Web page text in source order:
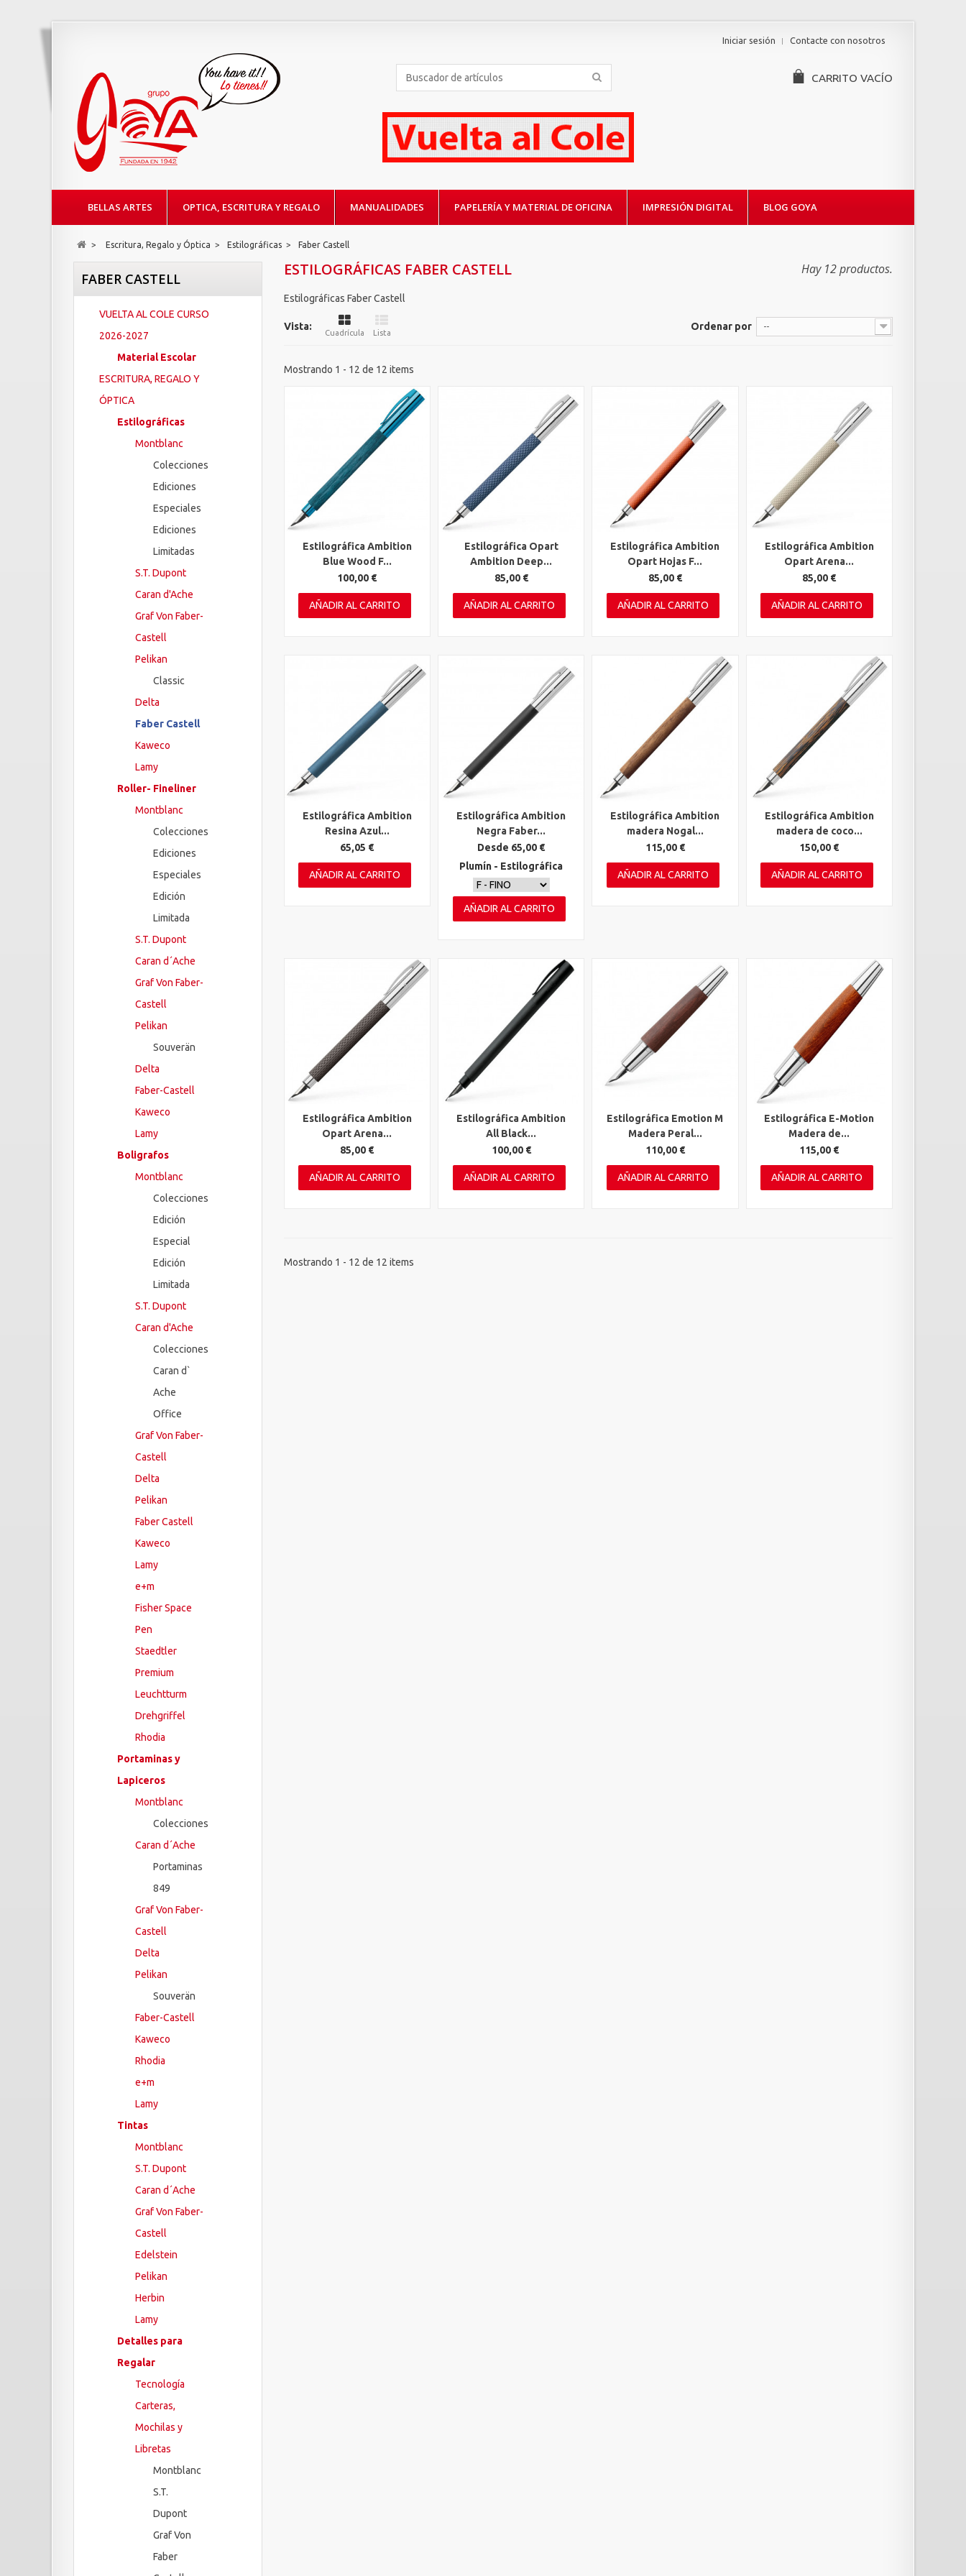
Contacte con nosotros
Iniciar sesión
CARRITO VACÍO
BELLAS ARTES OPTICA, ESCRITURA Y REGALO MANUALIDADES PAPELERÍA Y MATERIAL DE OFICINA IMPRESIÓN DIGITAL BLOG GOYA
> Escritura, Regalo y Óptica > Estilográficas > Faber Castell
FABER CASTELL
VUELTA AL COLE CURSO
2026-2027
Material Escolar
ESCRITURA, REGALO Y
ÓPTICA
Estilográficas
Montblanc
Colecciones
Ediciones
Especiales
Ediciones
Limitadas
S.T. Dupont
Caran d'Ache
Graf Von Faber-
Castell
Pelikan
Classic
Delta
Faber Castell
Kaweco
Lamy
Roller- Fineliner
Montblanc
Colecciones
Ediciones
Especiales
Edición
Limitada
S.T. Dupont
Caran d´Ache
Graf Von Faber-
Castell
Pelikan
Souverän
Delta
Faber-Castell
Kaweco
Lamy
Boligrafos
Montblanc
Colecciones
Edición
Especial
Edición
Limitada
S.T. Dupont
Caran d'Ache
Colecciones
Caran d`
Ache
Office
Graf Von Faber-
Castell
Delta
Pelikan
Faber Castell
Kaweco
Lamy
e+m
Fisher Space
Pen
Staedtler
Premium
Leuchtturm
Drehgriffel
Rhodia
Portaminas y
Lapiceros
Montblanc
Colecciones
Caran d´Ache
Portaminas
849
Graf Von Faber-
Castell
Delta
Pelikan
Souverän
Faber-Castell
Kaweco
Rhodia
e+m
Lamy
Tintas
Montblanc
S.T. Dupont
Caran d´Ache
Graf Von Faber-
Castell
Edelstein
Pelikan
Herbin
Lamy
Detalles para
Regalar
Tecnología
Carteras,
Mochilas y
Libretas
Montblanc
S.T.
Dupont
Graf Von
Faber
ESTILOGRÁFICAS FABER CASTELL Hay 12 productos.
Estilográficas Faber Castell
Vista:
Cuadrícula Lista
Ordenar por --
Mostrando 1 - 12 de 12 items
Vista rápida
Estilográfica Ambition
Blue Wood F...
100,00 €
AÑADIR AL CARRITO
Vista rápida
Estilográfica Opart
Ambition Deep...
85,00 €
AÑADIR AL CARRITO
Vista rápida
Estilográfica Ambition
Opart Hojas F...
85,00 €
AÑADIR AL CARRITO
Vista rápida
Estilográfica Ambition
Opart Arena...
85,00 €
AÑADIR AL CARRITO
Vista rápida
Estilográfica Ambition
Resina Azul...
65,05 €
AÑADIR AL CARRITO
Vista rápida
Estilográfica Ambition
Negra Faber...
Desde 65,00 €
Plumín - Estilográfica
AÑADIR AL CARRITO
Vista rápida
Estilográfica Ambition
madera Nogal...
115,00 €
AÑADIR AL CARRITO
Vista rápida
Estilográfica Ambition
madera de coco...
150,00 €
AÑADIR AL CARRITO
Vista rápida
Estilográfica Ambition
Opart Arena...
85,00 €
AÑADIR AL CARRITO
Vista rápida
Estilográfica Ambition
All Black...
100,00 €
AÑADIR AL CARRITO
Vista rápida
Estilográfica Emotion M
Madera Peral...
110,00 €
AÑADIR AL CARRITO
Vista rápida
Estilográfica E-Motion
Madera de...
115,00 €
AÑADIR AL CARRITO
Mostrando 1 - 12 de 12 items